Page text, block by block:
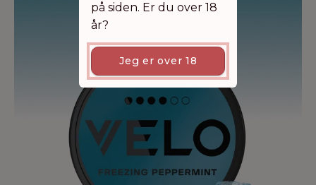
til
på siden. Er du over 18
år?
Jeg er over 18